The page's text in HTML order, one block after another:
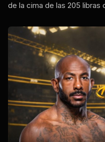
de la cima de las 205 libras